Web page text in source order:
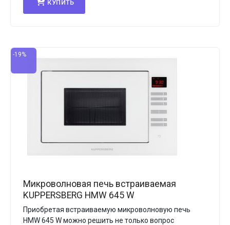
КУПИТЬ
-19%
Микроволновая печь встраиваемая
KUPPERSBERG HMW 645 W
Приобретая встраиваемую микроволновую печь
HMW 645 W можно решить не только вопрос